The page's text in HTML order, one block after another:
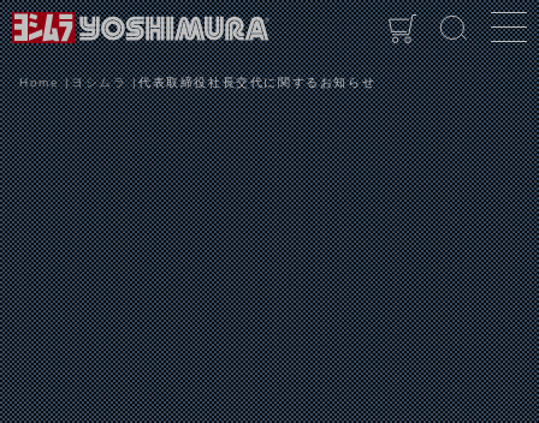
Home ヨシムラ 代表取締役社長交代に関するお知らせ